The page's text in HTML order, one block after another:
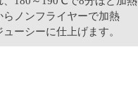
ノンフライヤーで加熱
ーシーに仕上げます。